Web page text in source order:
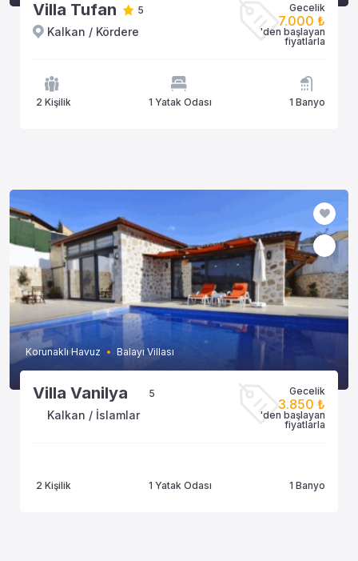
Villa Tufan 5
Kalkan / Kördere
Gecelik
7.000 ₺
'den başlayan
fiyatlarla
2 Kişilik 1 Yatak Odası 1 Banyo
Korunaklı Havuz Balayı Villası
Villa Vanilya 5
Kalkan / İslamlar
Gecelik
3.850 ₺
'den başlayan
fiyatlarla
2 Kişilik 1 Yatak Odası 1 Banyo